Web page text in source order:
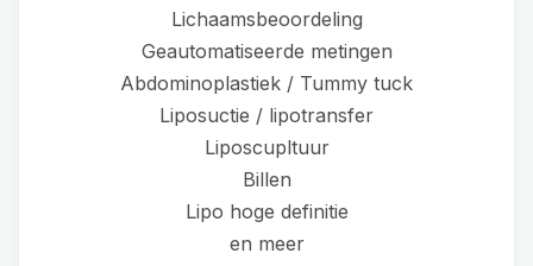
Lichaamsbeoordeling
Geautomatiseerde metingen
Abdominoplastiek / Tummy tuck
Liposuctie / lipotransfer
Liposcupltuur
Billen
Lipo hoge definitie
en meer